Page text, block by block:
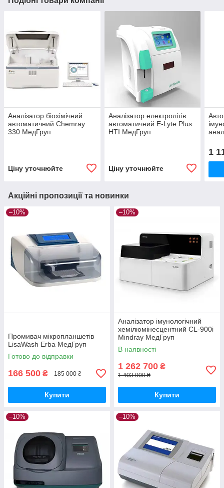
Аналізатор біохімічний
автоматичний Chemray
330 МедГруп
Ціну уточнюйте
Аналізатор електролітів
автоматичний E-Lyte Plus
HTI МедГруп
Ціну уточнюйте
1
Акційні пропозиції та новинки
–10%
Промивач мікропланшетів
LisaWash Erba МедГруп
Готово до відправки
166 500 ₴ 185 000 ₴
Купити
–10%
Аналізатор імунологічний
хемілюмінесцентний CL-900i
Mindray МедГруп
В наявності
1 262 700 ₴
1 403 000 ₴
Купити
–10% –10%